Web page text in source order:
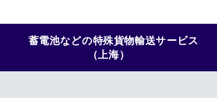
蓄電池などの特殊貨物輸送サービス
（上海）